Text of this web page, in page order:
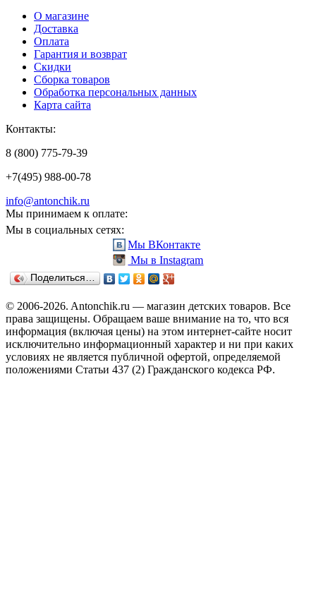
О магазине
Доставка
Оплата
Гарантия и возврат
Скидки
Сборка товаров
Обработка персональных данных
Карта сайта
Контакты:
8 (800) 775-79-39
+7(495) 988-00-78
info@antonchik.ru
Мы принимаем к оплате:
Мы в социальных сетях:
Мы ВКонтакте
Мы в Instagram
Поделиться…
© 2006-2026. Antonchik.ru — магазин детских товаров. Все
права защищены. Обращаем ваше внимание на то, что вся
информация (включая цены) на этом интернет-сайте носит
исключительно информационный характер и ни при каких
условиях не является публичной офертой, определяемой
положениями Статьи 437 (2) Гражданского кодекса РФ.